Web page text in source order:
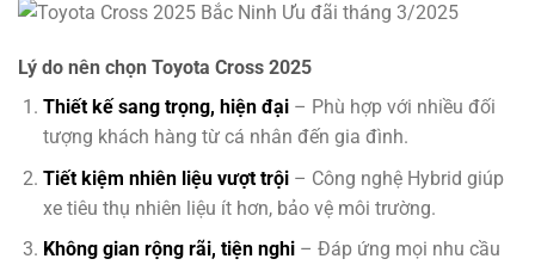
Lý do nên chọn Toyota Cross 2025
Thiết kế sang trọng, hiện đại– Phù hợp với nhiều đối
tượng khách hàng từ cá nhân đến gia đình.
Tiết kiệm nhiên liệu vượt trội– Công nghệ Hybrid giúp
xe tiêu thụ nhiên liệu ít hơn, bảo vệ môi trường.
Không gian rộng rãi, tiện nghi– Đáp ứng mọi nhu cầu